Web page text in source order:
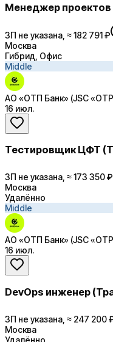
Менеджер
ЗП не указана, ≈ 182 791 ₽
Москва
Гибрид, Офис
Middle
АО «ОТП Банк» (JSC
16 июл.
Тестировщик ЦФТ
ЗП не указана, ≈ 173 350 ₽
Москва
Удалённо
Middle
АО «ОТП Банк» (JSC
16 июл.
DevOps инженер
ЗП не указана, ≈ 247 200
Москва
Удалённо